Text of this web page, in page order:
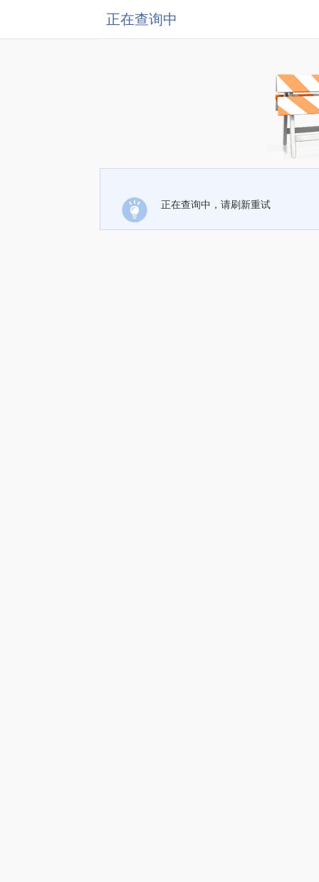
正在查询中
正在查询中，请刷新重试